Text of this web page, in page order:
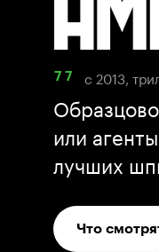
7 7 с 2013,
или
лучших
Что